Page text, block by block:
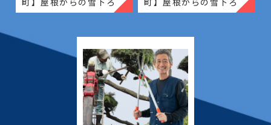
し・除雪・排雪などの作
定・草刈りなどのお庭の
こと、造園・
し・除雪・排雪などの作
定・草刈りなどのお庭の
こと、造園・